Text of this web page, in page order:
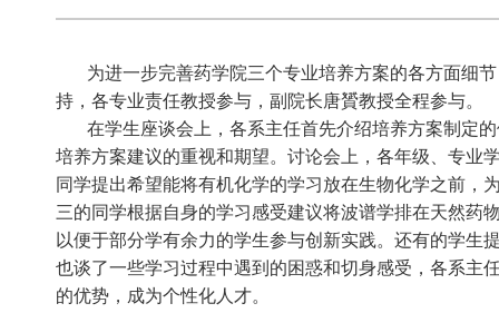
为进一步完善药学院三个专业培养方案的各方面细
持，各专业责任教授参与，副院长唐贇教授全程参与。
在学生座谈会上，各系主任首先介绍培养方案制定
培养方案建议的重视和期望。讨论会上，各年级、专业
同学提出希望能将有机化学的学习放在生物化学之前，
三的同学根据自身的学习感受建议将波谱学排在天然药
以便于部分学有余力的学生参与创新实践。还有的学生
也谈了一些学习过程中遇到的困惑和切身感受，各系主
的优势，成为个性化人才。